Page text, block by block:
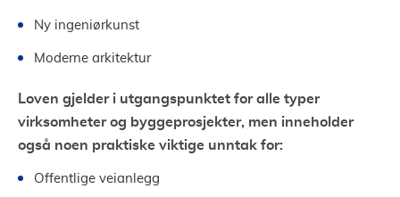
Ny ingeniørkunst
Moderne arkitektur
Loven gjelder i utgangspunktet for alle typer
virksomheter og byggeprosjekter, men inneholder
også noen praktiske viktige unntak for:
Offentlige veianlegg